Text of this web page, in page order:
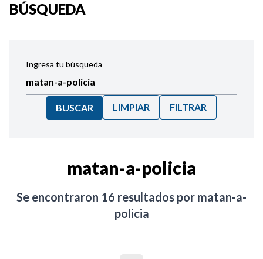
BÚSQUEDA
Ingresa tu búsqueda
BUSCAR LIMPIAR FILTRAR
matan-a-policia
Se encontraron 16 resultados por matan-a-
policia